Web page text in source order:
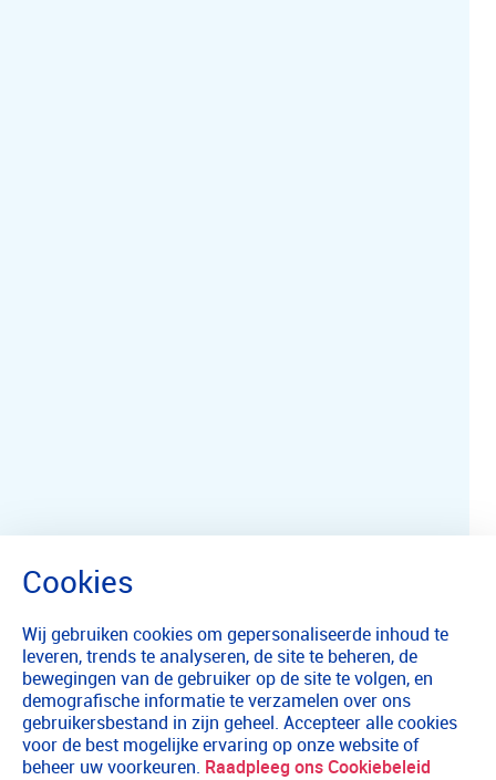
Wij gebruiken cookies om gepersonaliseerde inhoud te
leveren, trends te analyseren, de site te beheren, de
bewegingen van de gebruiker op de site te volgen, en
demografische informatie te verzamelen over ons
gebruikersbestand in zijn geheel. Accepteer alle cookies
voor de best mogelijke ervaring op onze website of
beheer uw voorkeuren. Raadpleeg ons Cookiebeleid